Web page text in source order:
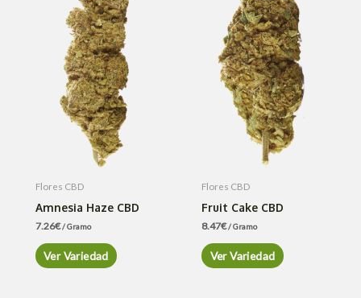
Flores CBD
Amnesia Haze CBD
7.26€/ Gramo
Ver Variedad
Flores CBD
Fruit Cake CBD
8.47€/ Gramo
Ver Variedad